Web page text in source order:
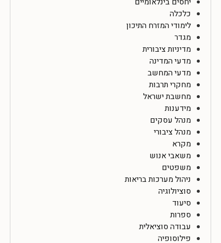
כלכלה
לימודי המזרח התיכון
מגדר
מדיניות ציבורית
מדעי המדינה
מדעי המחשב
מחקרי תרבות
מחשבת ישראל
מידענות
מנהל עסקים
מנהל ציבורי
מקרא
משאבי אנוש
משפטים
ניהול מערכות בריאות
סוציולוגיה
סיעוד
ספרות
עבודה סוציאלית
פילוסופיה